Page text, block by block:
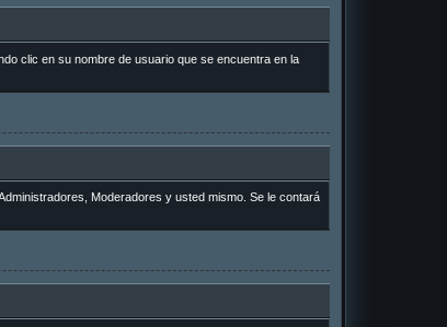
clic en su nombre de usuario que se encuentra en la
Moderadores y usted mismo. Se le contará